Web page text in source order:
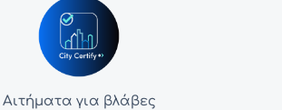
Αιτήματα για βλάβες